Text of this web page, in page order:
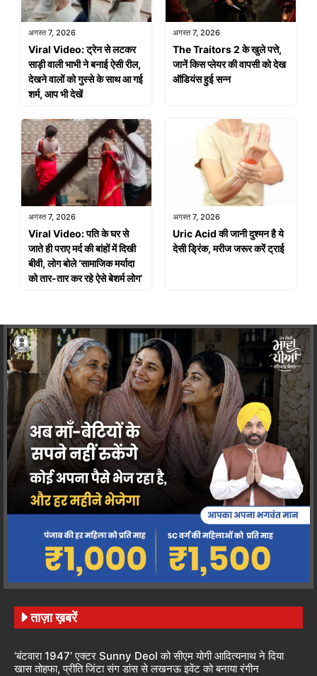
अगस्त 7, 2026
Viral Video: ट्रेन से लटकर
साड़ी वाली भाभी ने बनाई ऐसी रील,
देखने वालों को गुस्से के साथ आ गई
शर्म, आप भी देखें
अगस्त 7, 2026
The Traitors 2 के खुले पत्ते,
जानें किस प्लेयर की वापसी को देख
ऑडियंस हुई सन्न
अगस्त 7, 2026
Viral Video: पति के घर से
जाते ही पराए मर्द की बांहों में दिखी
बीवी, लोग बोले ‘सामाजिक मर्यादा
को तार-तार कर रहे ऐसे बेशर्म लोग’
अगस्त 7, 2026
Uric Acid की जानी दुश्मन है ये
देसी ड्रिंक, मरीज जरूर करें ट्राई
ताज़ा ख़बरें
‘बंटवारा 1947’ एक्टर Sunny Deol को सीएम योगी आदित्यनाथ ने दिया
खास तोहफा, प्रीति जिंटा संग डांस से लखनऊ इवेंट को बनाया रंगीन